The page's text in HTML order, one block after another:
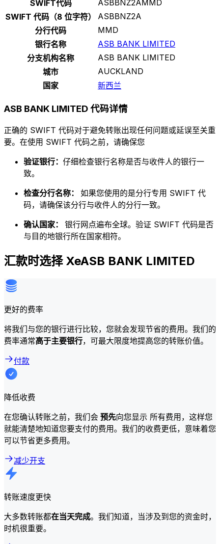
SWIFT代码
ASBBNZ2AMMD
SWIFT 代码（8 位字符）
ASBBNZ2A
分行代码
MMD
银行名称
ASB BANK LIMITED
分支机构名称
ASB BANK LIMITED
城市
AUCKLAND
国家
新西兰
ASB BANK LIMITED 代码详情
正确的 SWIFT 代码对于避免转账出现任何问题或延误至关重
要。在使用 SWIFT 代码之前，请确保您
验证银行： 仔细检查银行名称是否与收件人的银行一
致。
检查分行名称： 如果您使用的是分行专用 SWIFT 代
码，请确保该分行与收件人的分行一致。
确认国家： 银行网点遍布全球。验证 SWIFT 代码是否
与目的地银行所在国家相符。
汇款时选择 XeASB BANK LIMITED
更好的费率
将我们与您的银行进行比较，您就会发现节省的费用。我们的
费率通常高于主要银行，可最大限度地提高您的转账价值。
付款
降低收费
在您确认转账之前，我们会 预先向您显示 所有费用，这样您
就能清楚地知道您要支付的费用。我们的收费更低，意味着您
可以节省更多费用。
减少开支
转账速度更快
大多数转账都在当天完成。我们知道，当涉及到您的资金时，
时机很重要。